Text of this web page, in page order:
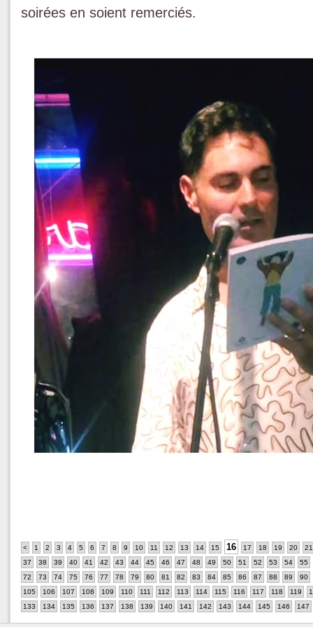
soirées en soient remerciés.
< 1 2 3 4 5 6 7 8 9 10 11 12 13 14 15 16 17 18 19 20
21
37
38 39 40 41 42 43 44 45 46 47 48 49 50 51 52 53 54
55
72
73 74 75 76 77 78 79 80 81 82 83 84 85 86 87 88 89
90
105
106 107 108 109 110 111 112 113 114 115 116 117 118 119
133
134 135 136 137 138 139 140 141 142 143 144 145 146 147